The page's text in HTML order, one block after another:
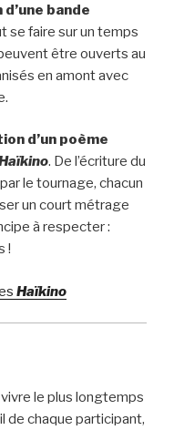
bande
se faire sur un temps
être ouverts au
en amont avec
d’un poème
. De l’écriture du
le tournage, chacun
un court métrage
à respecter :
!
Haïkino
le plus longtemps
de chaque participant,